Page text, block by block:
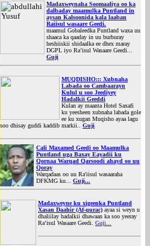
Madaxweynaha Soomaaliya oo ka
dalbaday maamulka Puntland in
aysan Kalsoonida kala laaban
Raiisul wasaare Geedi.
maamul Gobaleedka Puntland waxa uu
shaaca ka qaaday in uu burburay
heshiiskii shidaalka ee dhex maray
DGPL iyo Ra’isul Wasaare Geedi...
Guji
MUQDISHO::: Xubnaha
Labada oo Cambaarayn
Kulul u soo Jeediyey
Hadalkii Geeddi
Kulan ay maanta Hotel Saxafi
ku yeesheen xubnaha labada gole
ee ku xugan Muqisho ayaa lagu
soo dhisay guddi kaddib markii.. Guji
Cali Maxamed Geedi oo Maamulka
Puntland uga Baxay Eayadii ku
Qornaa Warqad Qarsoodi ahayd oo uu
Qoray
Warqadaas oo uu Ra'iisul wasaaraha
DFKMG ku... Guji...
Madaxweyne ku xigeenka Puntland
Xasan Daahir (Af-qurac) ayaa si weyn u
dhaliilay hadalkii dhawaan ka soo yeeray
Ra’isul Wasaare Geedi
Guji...